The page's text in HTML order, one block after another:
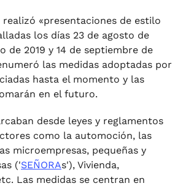
«presentaciones de estilo
los días 23 de agosto de
de 2019 y 14 de septiembre de
las medidas adoptadas por
hasta el momento y las
en el futuro.
desde leyes y reglamentos
como la automoción, las
microempresas, pequeñas y
('SEÑORAs'), Vivienda,
Las medidas se centran en